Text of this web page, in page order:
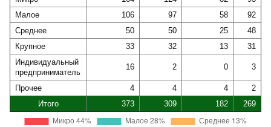
Малое
106 97 58
92
Среднее
50 50 25
48
Крупное
33 32 13
31
Индивидуальный
предприниматель
16 2 0 3
Прочее 4 4 4
2
Итого
373 309 182 269